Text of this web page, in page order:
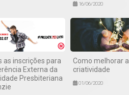
16/06/2020
as inscrições para
Externa da
Presbiteriana
Como melhorar a
criatividade
01/06/2020